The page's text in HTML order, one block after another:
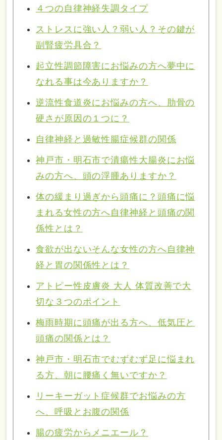
４つの自律神経失調タイプ
ストレスに強い人？弱い人？その鍵が
副腎疲労具合？
起立性調節障害にお悩みの方へ夢中に
なれる事は今ありますか？
逆流性食道炎にお悩みの方へ、肋骨の
硬さが原因の１つに？
自律神経と過敏性腸症候群の関係
神戸市・明石市で潰瘍性大腸炎にお悩
みの方へ、頭の浮腫ありますか？
体の緩まり過ぎから頭痛に？頭痛に悩
まれる女性の方へ自律神経と頭痛の関
係性とは？
食欲が出ないそんな女性の方へ自律神
経と胃の関係性とは？
アトピー性皮膚炎 大人 体質改善で大
切な３つのポイント
梅雨時期に頭痛が出る方へ、低気圧と
頭痛の関係とは？
神戸市・明石市でむずむず足に悩まれ
る方、朝に腰痛く無いですか？
リーキーガット症候群でお悩みの方
へ、呼吸とお腹の関係
腸の疲労からメニエール？